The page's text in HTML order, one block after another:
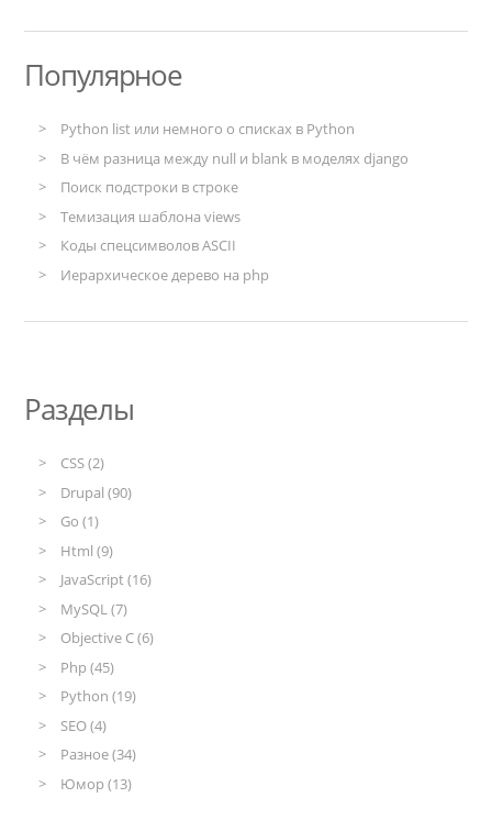
Популярное
Python list или немного о списках в Python
В чём разница между null и blank в моделях django
Поиск подстроки в строке
Темизация шаблона views
Коды спецсимволов ASCII
Иерархическое дерево на php
Разделы
CSS (2)
Drupal (90)
Go (1)
Html (9)
JavaScript (16)
MySQL (7)
Objective C (6)
Php (45)
Python (19)
SEO (4)
Разное (34)
Юмор (13)